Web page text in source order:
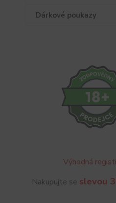
Dárkové poukazy
Výhodná
Nakupujte se slevou